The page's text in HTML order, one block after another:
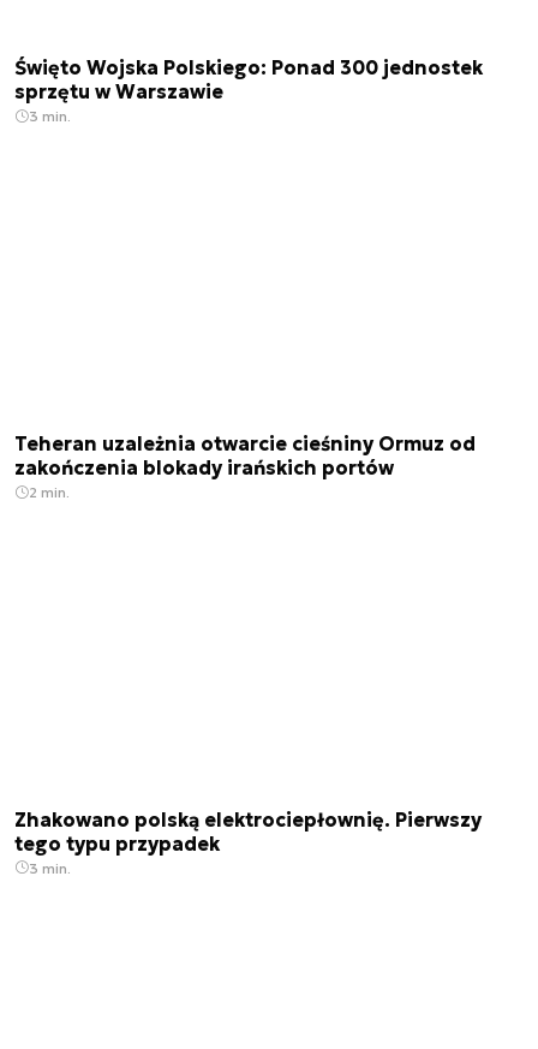
Święto Wojska Polskiego: Ponad 300 jednostek
sprzętu w Warszawie
3 min.
Teheran uzależnia otwarcie cieśniny Ormuz od
zakończenia blokady irańskich portów
2 min.
Zhakowano polską elektrociepłownię. Pierwszy
tego typu przypadek
3 min.